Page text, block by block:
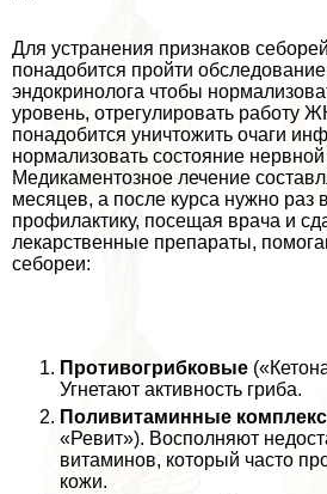
Для устранения признаков
понадобится пройти обследование
эндокринолога чтобы
уровень, отрегулировать работу
понадобится уничтожить очаги
нормализовать состояние
Медикаментозное лечение
месяцев, а после курса нужно раз
профилактику, посещая врача и
лекарственные препараты,
себореи:
Противогрибковые
Угнетают активность гриба.
Поливитаминные
«Ревит»). Восполняют
витаминов, который часто
кожи.